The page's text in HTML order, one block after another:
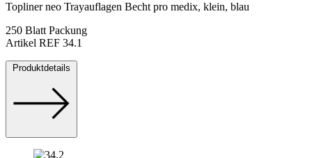
Topliner neo Trayauflagen Becht pro medix, klein, blau
250 Blatt Packung
Artikel REF 34.1
Produktdetails